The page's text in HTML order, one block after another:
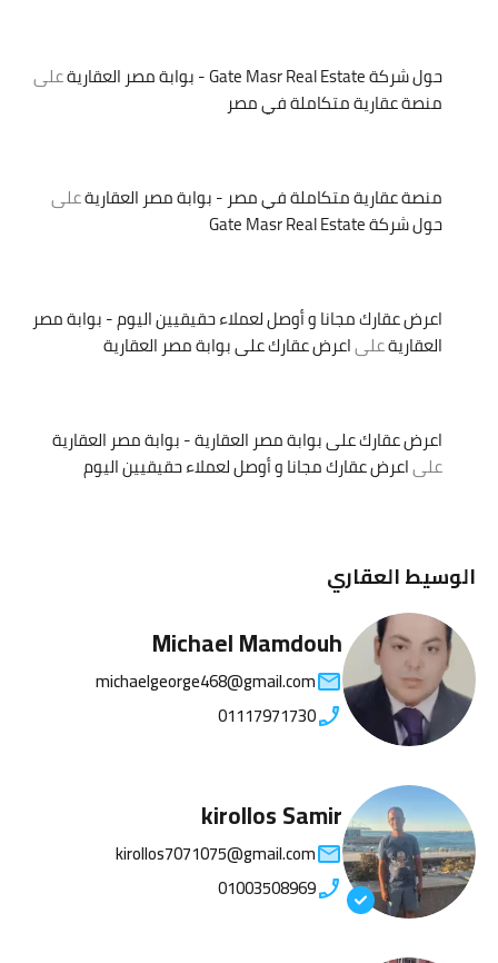
حول شركة Gate Masr Real Estate - بوابة مصر العقارية
على
منصة عقارية متكاملة في مصر
منصة عقارية متكاملة في مصر - بوابة مصر العقاريةعلى
حول شركة Gate Masr Real Estate
اعرض عقارك مجانا و أوصل لعملاء حقيقيين اليوم - بوابة مصر
العقاريةعلىاعرض عقارك على بوابة مصر العقارية
اعرض عقارك على بوابة مصر العقارية - بوابة مصر العقارية
علىاعرض عقارك مجانا و أوصل لعملاء حقيقيين اليوم
الوسيط العقاري
Michael Mamdouh
michaelgeorge468@gmail.com
01117971730
kirollos Samir
kirollos7071075@gmail.com
01003508969